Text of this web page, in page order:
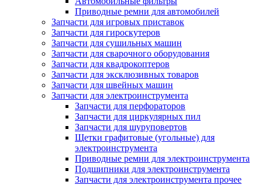
Приводные ремни для автомобилей
Запчасти для игровых приставок
Запчасти для гироскутеров
Запчасти для сушильных машин
Запчасти для сварочного оборудования
Запчасти для квадрокоптеров
Запчасти для эксклюзивных товаров
Запчасти для швейных машин
Запчасти для электроинструмента
Запчасти для перфораторов
Запчасти для циркулярных пил
Запчасти для шуруповертов
Щетки графитовые (угольные) для
электроинструмента
Приводные ремни для электроинструмента
Подшипники для электроинструмента
Запчасти для электроинструмента прочее